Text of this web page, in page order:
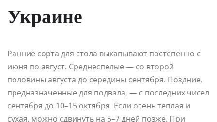
Украине
Ранние сорта для стола выкапывают постепенно с
июня по август. Среднеспелые — со второй
половины августа до середины сентября. Поздние,
предназначенные для подвала, — с последних чисел
сентября до 10–15 октября. Если осень теплая и
сухая, можно сдвинуть на 5–7 дней позже. При